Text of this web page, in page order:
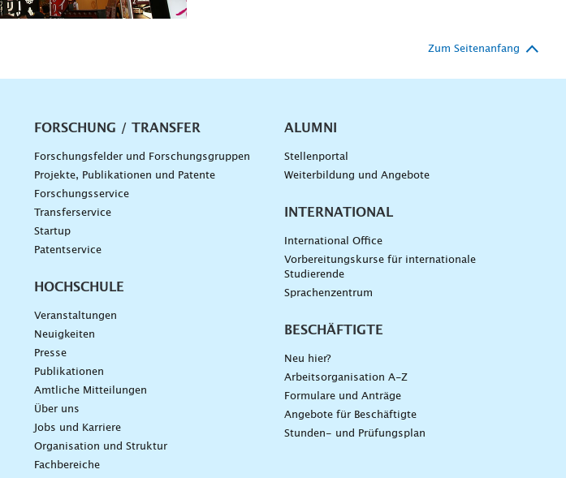
Zum Seitenanfang
FORSCHUNG / TRANSFER
Forschungsfelder und Forschungsgruppen
Projekte, Publikationen und Patente
Forschungsservice
Transferservice
Startup
Patentservice
HOCHSCHULE
Veranstaltungen
Neuigkeiten
Presse
Publikationen
Amtliche Mitteilungen
Über uns
Jobs und Karriere
Organisation und Struktur
Fachbereiche
ALUMNI
Stellenportal
Weiterbildung und Angebote
INTERNATIONAL
International Office
Vorbereitungskurse für internationale
Studierende
Sprachenzentrum
BESCHÄFTIGTE
Neu hier?
Arbeitsorganisation A-Z
Formulare und Anträge
Angebote für Beschäftigte
Stunden- und Prüfungsplan